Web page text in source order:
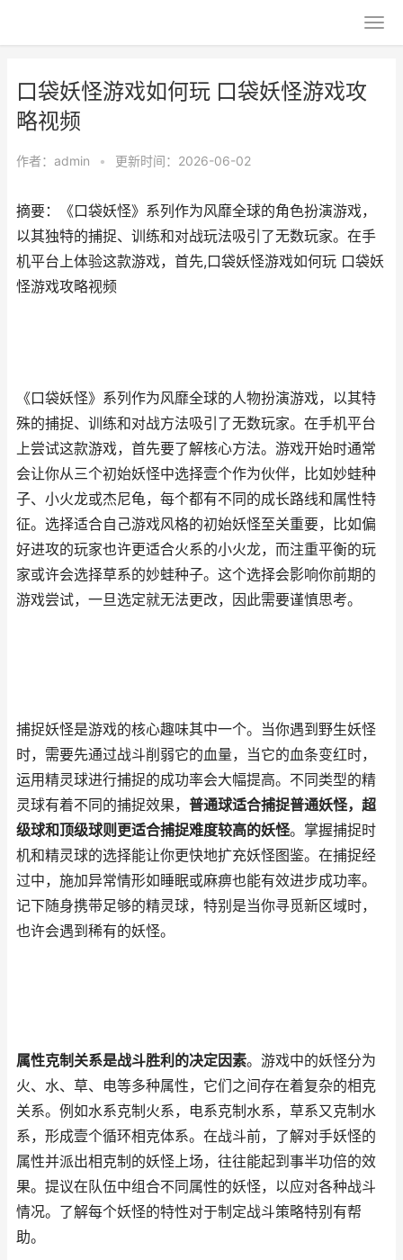
口袋妖怪游戏如何玩 口袋妖怪游戏攻
略视频
作者： admin • 更新时间：2026-06-02
摘要：《口袋妖怪》系列作为风靡全球的角色扮演游戏，
以其独特的捕捉、训练和对战玩法吸引了无数玩家。在手
机平台上体验这款游戏，首先,口袋妖怪游戏如何玩 口袋妖
怪游戏攻略视频
《口袋妖怪》系列作为风靡全球的人物扮演游戏，以其特
殊的捕捉、训练和对战方法吸引了无数玩家。在手机平台
上尝试这款游戏，首先要了解核心方法。游戏开始时通常
会让你从三个初始妖怪中选择壹个作为伙伴，比如妙蛙种
子、小火龙或杰尼龟，每个都有不同的成长路线和属性特
征。选择适合自己游戏风格的初始妖怪至关重要，比如偏
好进攻的玩家也许更适合火系的小火龙，而注重平衡的玩
家或许会选择草系的妙蛙种子。这个选择会影响你前期的
游戏尝试，一旦选定就无法更改，因此需要谨慎思考。
捕捉妖怪是游戏的核心趣味其中一个。当你遇到野生妖怪
时，需要先通过战斗削弱它的血量，当它的血条变红时，
运用精灵球进行捕捉的成功率会大幅提高。不同类型的精
灵球有着不同的捕捉效果， 普通球适合捕捉普通妖怪，超
级球和顶级球则更适合捕捉难度较高的妖怪。掌握捕捉时
机和精灵球的选择能让你更快地扩充妖怪图鉴。在捕捉经
过中，施加异常情形如睡眠或麻痹也能有效进步成功率。
记下随身携带足够的精灵球，特别是当你寻觅新区域时，
也许会遇到稀有的妖怪。
属性克制关系是战斗胜利的决定因素。游戏中的妖怪分为
火、水、草、电等多种属性，它们之间存在着复杂的相克
关系。例如水系克制火系，电系克制水系，草系又克制水
系，形成壹个循环相克体系。在战斗前，了解对手妖怪的
属性并派出相克制的妖怪上场，往往能起到事半功倍的效
果。提议在队伍中组合不同属性的妖怪，以应对各种战斗
情况。了解每个妖怪的特性对于制定战斗策略特别有帮
助。